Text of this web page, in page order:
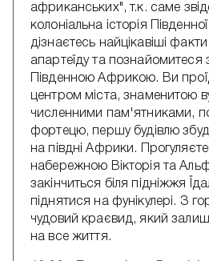
африканських", т.к. саме
колоніальна історія
дізнаєтесь найцікавіші
апартеїду та познайомитеся
Південною Африкою. Ви
центром міста, знаменитою
численними пам'ятниками,
фортецю, першу будівлю
на півдні Африки.
набережною Вікторія та
закінчиться біля підніжжя
піднятися на фунікулері. З
чудовий краєвид, який
на все життя.